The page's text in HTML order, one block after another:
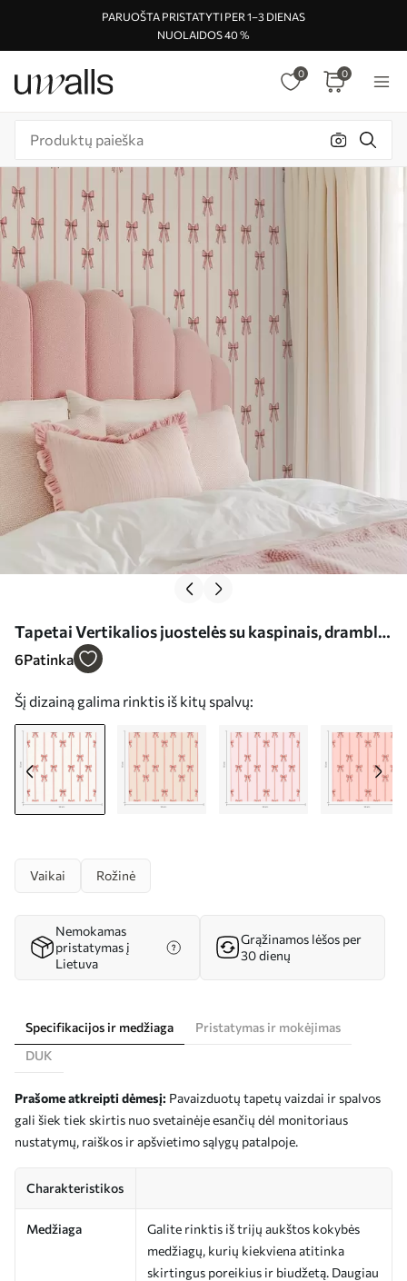
PARUOŠTA PRISTATYTI PER 1–3 DIENAS
NUOLAIDOS 40 %
0 0
Tapetai Vertikalios juostelės su kaspinais, dramblio
kaulo spalvos fonas Nr. a00653
6Patinka
Šį dizainą galima rinktis iš kitų spalvų:
Vaikai Rožinė
Nemokamas
pristatymas į
Lietuva
Grąžinamos lėšos per
30 dienų
Specifikacijos ir medžiaga
Pristatymas ir mokėjimas
DUK
Prašome atkreipti dėmesį: Pavaizduotų tapetų vaizdai ir spalvos
gali šiek tiek skirtis nuo svetainėje esančių dėl monitoriaus
nustatymų, raiškos ir apšvietimo sąlygų patalpoje.
Charakteristikos
Medžiaga
Galite rinktis iš trijų aukštos kokybės
medžiagų, kurių kiekviena atitinka
skirtingus poreikius ir biudžetą. Daugiau